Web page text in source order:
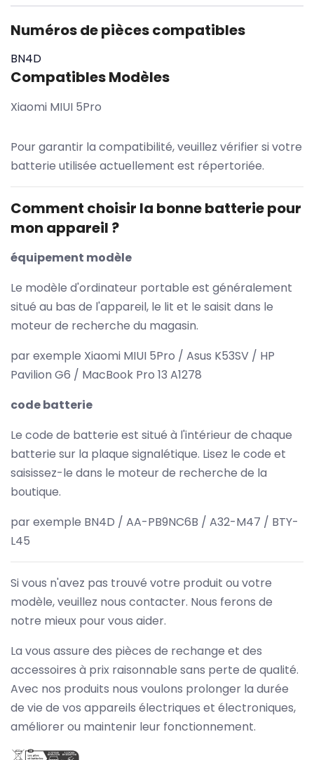
Numéros de pièces compatibles
BN4D
Compatibles Modèles
Xiaomi MIUI 5Pro
Pour garantir la compatibilité, veuillez vérifier si votre
batterie utilisée actuellement est répertoriée.
Comment choisir la bonne batterie pour
mon appareil ?
équipement modèle
Le modèle d'ordinateur portable est généralement
situé au bas de l'appareil, le lit et le saisit dans le
moteur de recherche du magasin.
par exemple Xiaomi MIUI 5Pro / Asus K53SV / HP
Pavilion G6 / MacBook Pro 13 A1278
code batterie
Le code de batterie est situé à l'intérieur de chaque
batterie sur la plaque signalétique. Lisez le code et
saisissez-le dans le moteur de recherche de la
boutique.
par exemple BN4D / AA-PB9NC6B / A32-M47 / BTY-
L45
Si vous n'avez pas trouvé votre produit ou votre
modèle, veuillez nous contacter. Nous ferons de
notre mieux pour vous aider.
La vous assure des pièces de rechange et des
accessoires à prix raisonnable sans perte de qualité.
Avec nos produits nous voulons prolonger la durée
de vie de vos appareils électriques et électroniques,
améliorer ou maintenir leur fonctionnement.